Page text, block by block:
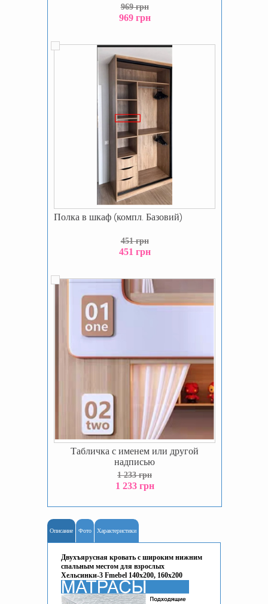
969 грн
969 грн
Полка в шкаф (компл. Базовий)
451 грн
451 грн
Табличка с именем или другой
надписью
1 233 грн
1 233 грн
Описание Фото Характеристики
Двухъярусная кровать с широким нижним
спальным местом для взрослых
Хельсинки-3 Fmebel 140x200, 160x200